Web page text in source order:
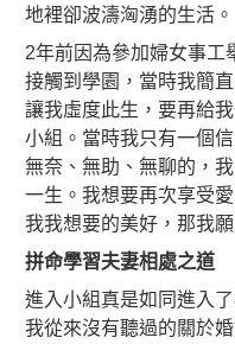
地裡卻波濤洶湧的生活。
2年前因為參加婦女事工
接觸到學園，當時我簡
讓我虛度此生，要再給
小組。當時我只有一個
無奈、無助、無聊的，
一生。我想要再次享受
我我想要的美好，那我
拼命學習夫妻相處之道
進入小組真是如同進入
我從來沒有聽過的關於